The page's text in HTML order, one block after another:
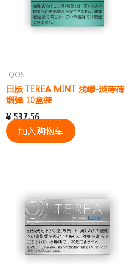
IQOS
日版 TEREA MINT 浅绿-淡薄荷
烟弹 10盒装
¥537.56
加入购物车